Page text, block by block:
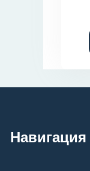
Навигация